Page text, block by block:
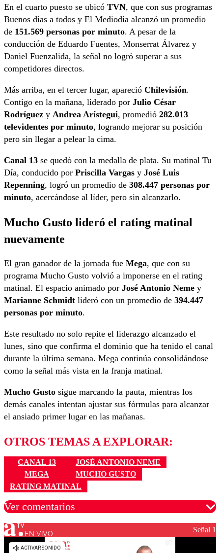
En el cuarto puesto se ubicó TVN, que con sus programas
Buenos días a todos y El Mediodía alcanzó un promedio
de 151.569 personas por minuto. A pesar de la
conducción de Eduardo Fuentes, Monserrat Álvarez y
Daniel Fuenzalida, la señal no logró superar a sus
competidores directos.
Más arriba, en el tercer lugar, apareció Chilevisión.
Contigo en la mañana, liderado por Julio César
Rodríguez y Andrea Arístegui, promedió 282.013
televidentes por minuto, logrando mejorar su posición
pero sin llegar a pelear la cima.
Canal 13 se quedó con la medalla de plata. Su matinal Tu
Día, conducido por Priscilla Vargas y José Luis
Repenning, logró un promedio de 308.447 personas por
minuto, acercándose al líder, pero sin alcanzarlo.
Mucho Gusto lideró el rating matinal
nuevamente
El gran ganador de la jornada fue Mega, que con su
programa Mucho Gusto volvió a imponerse en el rating
matinal. El espacio animado por José Antonio Neme y
Marianne Schmidt lideró con un promedio de 394.447
personas por minuto.
Este resultado no solo repite el liderazgo alcanzado el
lunes, sino que confirma el dominio que ha tenido el canal
durante la última semana. Mega continúa consolidándose
como la señal más vista en la franja matinal.
Mucho Gusto sigue marcando la pauta, mientras los
demás canales intentan ajustar sus fórmulas para alcanzar
el ansiado primer lugar en las mañanas.
OTROS TEMAS A EXPLORAR:
CANAL 13
JOSÉ ANTONIO NEME
MEGA
MUCHO GUSTO
RATING MATINAL
Ver comentarios
Los comentarios son moderados para garantizar un
diálogo respetuoso.
EN VIVO Señal 1